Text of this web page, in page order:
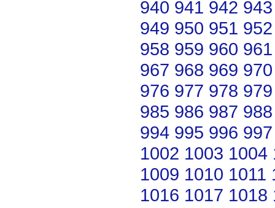
940 941 942 943
949 950 951 952
958 959 960 961
967 968 969 970
976 977 978 979
985 986 987 988
994 995 996 997
1002 1003 1004
1009 1010 1011
1016 1017 1018